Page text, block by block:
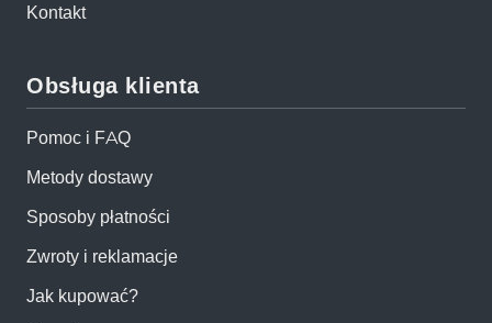
Kontakt
Obsługa klienta
Pomoc i FAQ
Metody dostawy
Sposoby płatności
Zwroty i reklamacje
Jak kupować?